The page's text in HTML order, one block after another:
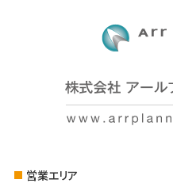
営業エリア